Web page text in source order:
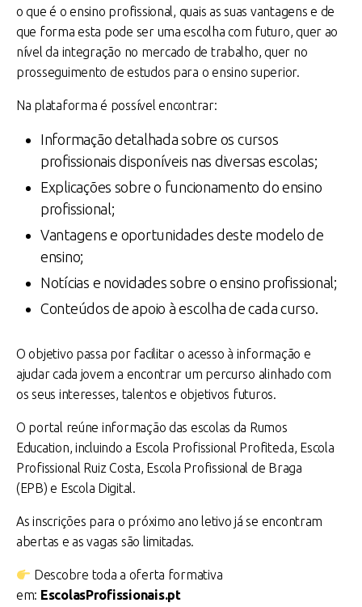
o que é o ensino profissional, quais as suas vantagens e de
que forma esta pode ser uma escolha com futuro, quer ao
nível da integração no mercado de trabalho, quer no
prosseguimento de estudos para o ensino superior.
Na plataforma é possível encontrar:
Informação detalhada sobre os cursos
profissionais disponíveis nas diversas escolas;
Explicações sobre o funcionamento do ensino
profissional;
Vantagens e oportunidades deste modelo de
ensino;
Notícias e novidades sobre o ensino profissional;
Conteúdos de apoio à escolha de cada curso.
O objetivo passa por facilitar o acesso à informação e
ajudar cada jovem a encontrar um percurso alinhado com
os seus interesses, talentos e objetivos futuros.
O portal reúne informação das escolas da Rumos
Education, incluindo a Escola Profissional Profitecla, Escola
Profissional Ruiz Costa, Escola Profissional de Braga
(EPB) e Escola Digital.
As inscrições para o próximo ano letivo já se encontram
abertas e as vagas são limitadas.
Descobre toda a oferta formativa
em: EscolasProfissionais.pt